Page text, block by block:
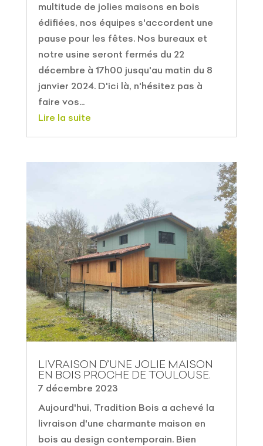
multitude de jolies maisons en bois
édifiées, nos équipes s'accordent une
pause pour les fêtes. Nos bureaux et
notre usine seront fermés du 22
décembre à 17h00 jusqu'au matin du 8
janvier 2024. D'ici là, n'hésitez pas à
faire vos...
Lire la suite
LIVRAISON D’UNE JOLIE MAISON
EN BOIS PROCHE DE TOULOUSE.
7 décembre 2023
Aujourd'hui, Tradition Bois a achevé la
livraison d'une charmante maison en
bois au design contemporain. Bien